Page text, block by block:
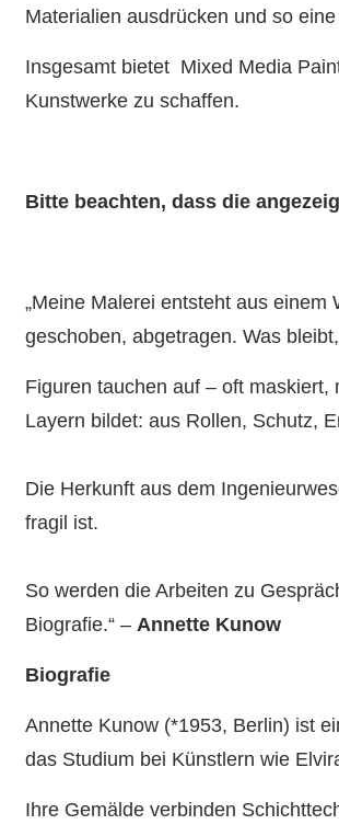
Materialien ausdrücken und so
Insgesamt bietet Mixed Media
Kunstwerke zu schaffen.
Bitte beachten, dass die
„Meine Malerei entsteht aus
geschoben, abgetragen. Was
Figuren tauchen auf – oft
Layern bildet: aus Rollen, Schutz,
Die Herkunft aus dem
fragil ist.
So werden die Arbeiten zu
Biografie.“ – Annette Kunow
Biografie
Annette Kunow (*1953, Berlin) ist
das Studium bei Künstlern wie
Ihre Gemälde verbinden